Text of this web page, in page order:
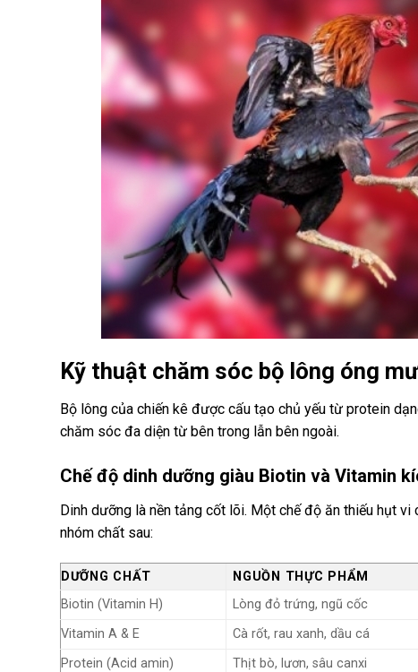
Kỹ thuật chăm sóc bộ lông óng
Bộ lông của chiến kê được cấu tạo chủ yếu từ protein
chăm sóc đa diện từ bên trong lẫn bên ngoài.
Chế độ dinh dưỡng giàu Biotin và Vitamin
Dinh dưỡng là nền tảng cốt lõi. Một chế độ ăn thiếu hụt
nhóm chất sau:
DƯỠNG CHẤT NGUỒN THỰC PHẨM
Biotin (Vitamin H)
Lòng đỏ trứng, ngũ cốc
Vitamin A & E
Cà rốt, rau xanh, dầu cá
Protein (Acid amin)
Thịt bò, lươn, sâu canxi